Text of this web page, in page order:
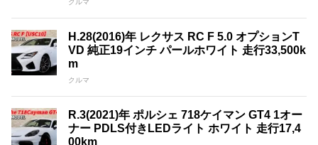
クルマ
H.28(2016)年 レクサス RC F 5.0 オプションT
VD 純正19インチ パールホワイト 走行33,500k
m
クルマ
R.3(2021)年 ポルシェ 718ケイマン GT4 1オー
ナー PDLS付きLEDライト ホワイト 走行17,4
00km